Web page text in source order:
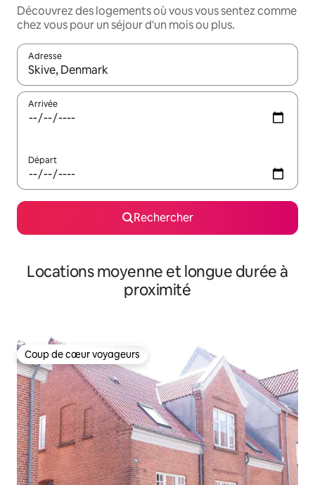
Découvrez des logements où vous vous sentez comme
chez vous pour un séjour d'un mois ou plus.
Adresse
Lorsque les résultats s'affichent, utilisez les flèches vers le
Arrivée
Départ
Rechercher
Locations moyenne et longue durée à
proximité
Coup de cœur voyageurs
Coup de cœur voyageurs